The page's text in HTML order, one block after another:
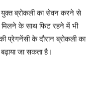
युक्त ब्रोकली का सेवन करने से
मिलने के साथ फिट रहने में भी
प्रेगनेंसी के दौरान ब्रोकली का
जा सकता है।